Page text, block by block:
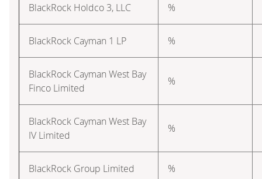
BlackRock Holdco 3, LLC %
BlackRock Cayman 1 LP %
BlackRock Cayman West Bay
Finco Limited
%
BlackRock Cayman West Bay
IV Limited
%
BlackRock Group Limited %